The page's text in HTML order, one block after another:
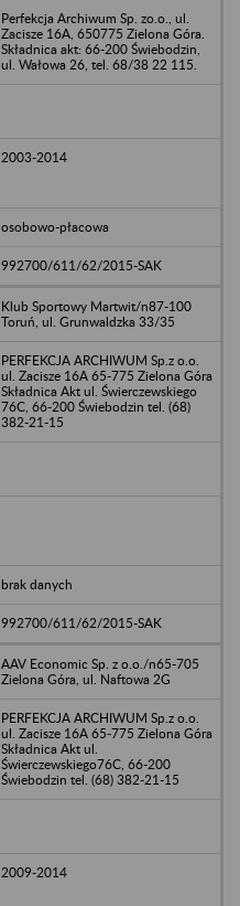
Perfekcja Archiwum Sp. zo.o., ul.
Zacisze 16A, 650775 Zielona Góra.
Składnica akt: 66-200 Świebodzin,
ul. Wałowa 26, tel. 68/38 22 115.
2003-2014
osobowo-płacowa
992700/611/62/2015-SAK
Klub Sportowy Martwit/n87-100
Toruń, ul. Grunwaldzka 33/35
PERFEKCJA ARCHIWUM Sp.z o.o.
ul. Zacisze 16A 65-775 Zielona Góra
Składnica Akt ul. Świerczewskiego
76C, 66-200 Świebodzin tel. (68)
382-21-15
brak danych
992700/611/62/2015-SAK
AAV Economic Sp. z o.o./n65-705
Zielona Góra, ul. Naftowa 2G
PERFEKCJA ARCHIWUM Sp.z o.o.
ul. Zacisze 16A 65-775 Zielona Góra
Składnica Akt ul.
Świerczewskiego76C, 66-200
Świebodzin tel. (68) 382-21-15
2009-2014